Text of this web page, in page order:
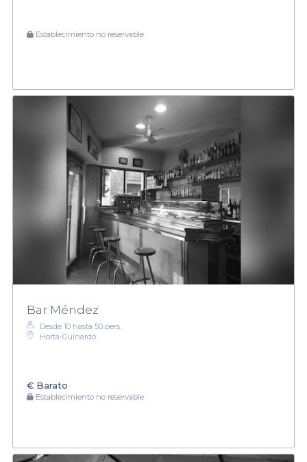
Establecimiento no reservable
Bar Méndez
Desde 10 hasta 50 pers.
Horta-Guinardó
€ Barato
Establecimiento no reservable